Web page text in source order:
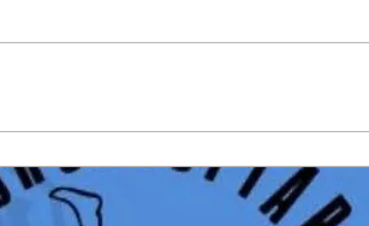
själv då det passar under dagen. Varmkorv,